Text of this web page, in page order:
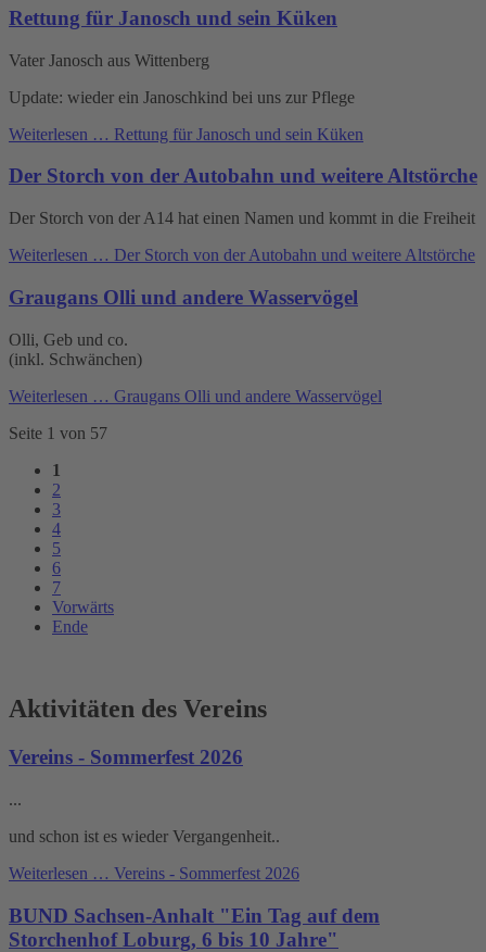
Rettung für Janosch und sein Küken
Vater Janosch aus Wittenberg
Update: wieder ein Janoschkind bei uns zur Pflege
Weiterlesen … Rettung für Janosch und sein Küken
Der Storch von der Autobahn und weitere Altstörche
Der Storch von der A14 hat einen Namen und kommt in die Freiheit
Weiterlesen … Der Storch von der Autobahn und weitere Altstörche
Graugans Olli und andere Wasservögel
Olli, Geb und co.
(inkl. Schwänchen)
Weiterlesen … Graugans Olli und andere Wasservögel
Seite 1 von 57
1
2
3
4
5
6
7
Vorwärts
Ende
Aktivitäten des Vereins
Vereins - Sommerfest 2026
...
und schon ist es wieder Vergangenheit..
Weiterlesen … Vereins - Sommerfest 2026
BUND Sachsen-Anhalt "Ein Tag auf dem
Storchenhof Loburg, 6 bis 10 Jahre"